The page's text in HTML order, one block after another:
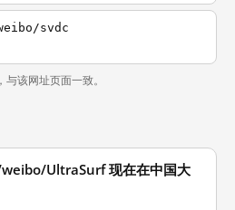
svdc
该网址页面一致。
UltraSurf 现在在中国大